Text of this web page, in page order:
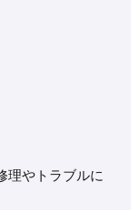
理やトラブルに